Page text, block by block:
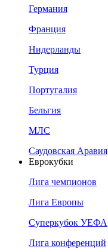
Германия
Франция
Нидерланды
Турция
Португалия
Бельгия
МЛС
Саудовская Аравия
Еврокубки
Лига чемпионов
Лига Европы
Суперкубок УЕФА
Лига конференций